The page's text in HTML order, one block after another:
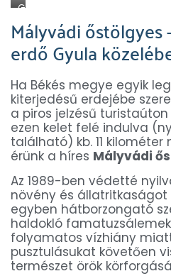
G
a
l
a
g
o
n
y
a
t
a
n
ö
s
v
é
n
y
Mályvádi őstölgyes
erdő Gyula
Ha Békés megye egyik
kiterjedésű erdejébe
a piros jelzésű
ezen kelet felé indulva
található) kb. 11
érünk a híres Mályvádi
Az 1989-ben védetté
növény és állatritkaságot
egyben hátborzongató
haldokló
folyamatos vízhiány
pusztulásukat követően
természet örök